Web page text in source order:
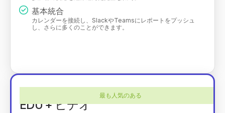
基本統合
カレンダーを接続し、SlackやTeamsにレポートをプッシュ
し、さらに多くのことができます。
最も人気のある
EDU + ビデオ